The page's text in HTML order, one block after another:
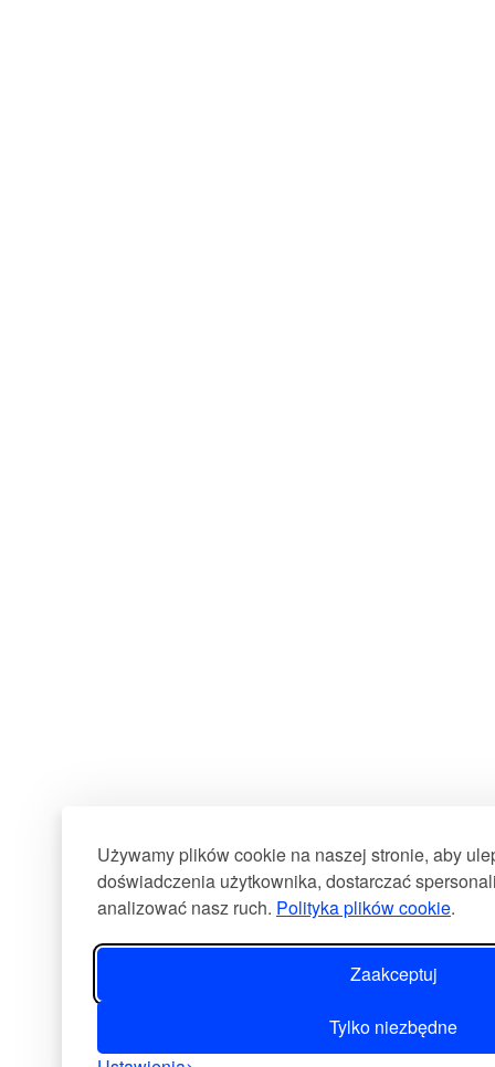
Używamy plików cookie na naszej stronie, aby
doświadczenia użytkownika, dostarczać
analizować nasz ruch. Polityka plików cookie.
Zaakceptuj
Tylko niezbędne